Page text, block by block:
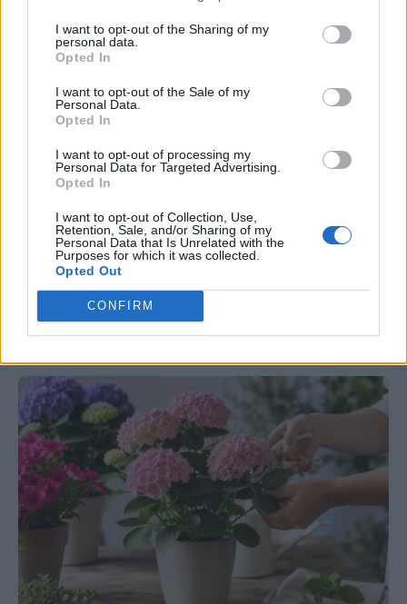
I want to opt-out of the Sharing of my
personal data.
Opted In
I want to opt-out of the Sale of my
Personal Data.
Opted In
I want to opt-out of processing my
Personal Data for Targeted Advertising.
Opted In
I want to opt-out of Collection, Use,
Retention, Sale, and/or Sharing of my
Personal Data that Is Unrelated with the
Purposes for which it was collected.
Opted Out
CONFIRM
ΝΕΑ ΕΡΕΥΝΑ
Viagra και καρκίνος: Νέα έρευνα δείχνει
ότι μπορεί να μειώνει τις μεταστάσεις
των όγκων
Νέα μελέτη εξετάζει πώς το Viagra μπορεί να
περιορίζει τις μεταστάσεις του καρκίνου μέσω
της χοληστερίνης. Τι έδειξαν τα ευρήματα και τι
ακολουθεί;